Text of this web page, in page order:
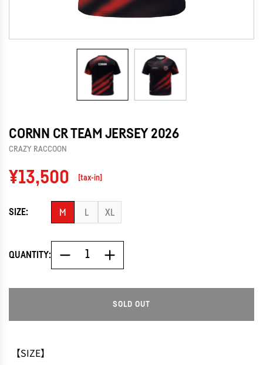
CORNN CR TEAM JERSEY 2026
CRAZY RACCOON
Regular
price
¥13,500 [tax-in]
SIZE: M L XL
QUANTITY:
SOLD OUT
O
【SIZE】